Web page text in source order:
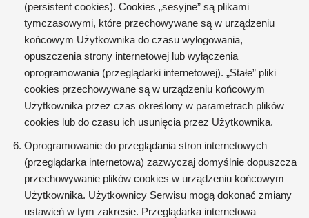
(persistent cookies). Cookies „sesyjne” są plikami
tymczasowymi, które przechowywane są w urządzeniu
końcowym Użytkownika do czasu wylogowania,
opuszczenia strony internetowej lub wyłączenia
oprogramowania (przeglądarki internetowej). „Stałe” pliki
cookies przechowywane są w urządzeniu końcowym
Użytkownika przez czas określony w parametrach plików
cookies lub do czasu ich usunięcia przez Użytkownika.
Oprogramowanie do przeglądania stron internetowych
(przeglądarka internetowa) zazwyczaj domyślnie dopuszcza
przechowywanie plików cookies w urządzeniu końcowym
Użytkownika. Użytkownicy Serwisu mogą dokonać zmiany
ustawień w tym zakresie. Przeglądarka internetowa